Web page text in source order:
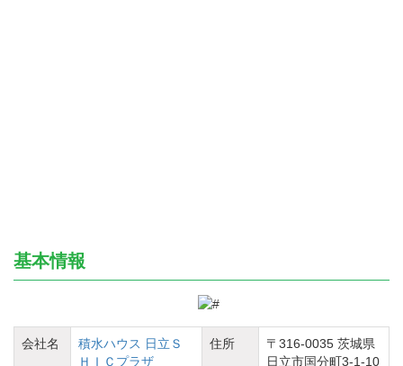
基本情報
会社名
積水ハウス 日立Ｓ
ＨＩＣプラザ
住所
〒316-0035 茨城県
日立市国分町3-1-10